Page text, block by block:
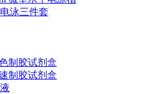
泳三件套
制胶试剂盒
制胶试剂盒